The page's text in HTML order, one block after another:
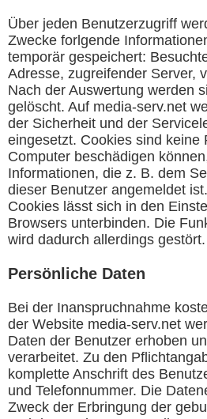
Über jeden Benutzerzugriff
Zwecke forlgende
temporär gespeichert:
Adresse, zugreifender Server,
Nach der Auswertung werden
gelöscht. Auf media-serv.net
der Sicherheit und der
eingesetzt. Cookies sind keine
Computer beschädigen
Informationen, die z. B. dem
dieser Benutzer angemeldet
Cookies lässt sich in den
Browsers unterbinden. Die
wird dadurch allerdings gestört.
Persönliche Daten
Bei der Inanspruchnahme
der Website media-serv.net
Daten der Benutzer erhoben
verarbeitet. Zu den
komplette Anschrift des
und Telefonnummer. Die
Zweck der Erbringung der